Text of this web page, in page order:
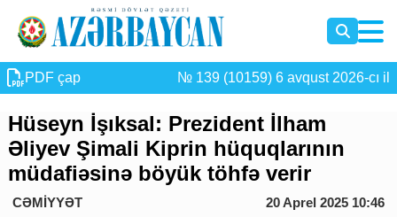
PDF çap № 139 (10159) 6 avqust 2026-cı il
Hüseyn İşıksal: Prezident İlham
Əliyev Şimali Kiprin hüquqlarının
müdafiəsinə böyük töhfə verir
CƏMİYYƏT 20 Aprel 2025 10:46